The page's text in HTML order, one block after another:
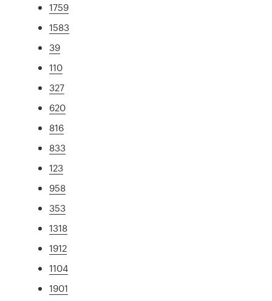
1759
1583
39
110
327
620
816
833
123
958
353
1318
1912
1104
1901